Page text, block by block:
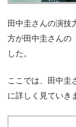
田中圭さんの演技
方が田中圭さんの
した。
ここでは、田中圭
に詳しく見ていき